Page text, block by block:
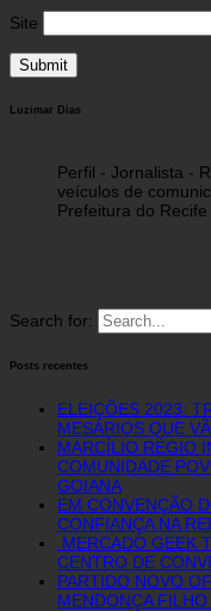
Site
Luzimar Dias
Perfil - Jornalista -
veículos de
Prefeitura do
Search for:
Posts recentes
ELEIÇÕES 2023:
MESÁRIOS QUE
MARCÍLIO RÉGIO
COMUNIDADE
GOIANA
EM CONVENÇÃO
CONFIANÇA NA
MERCADO GEEK
CENTRO DE
PARTIDO NOVO
MENDONÇA